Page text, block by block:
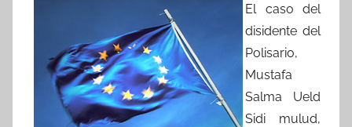
El caso del
disidente del
Polisario,
Mustafa
Salma Ueld
Sidi mulud,